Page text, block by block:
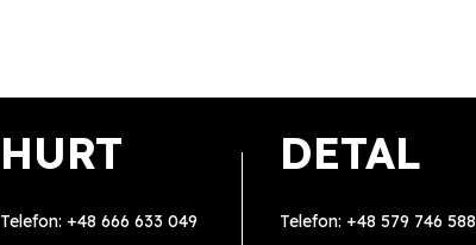
HURT
Telefon: +48 666 633 049
DETAL
Telefon: +48 579 746 588